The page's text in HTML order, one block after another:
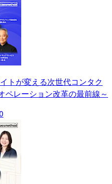
トが変える次世代コンタク
ペレーション改革の最前線～